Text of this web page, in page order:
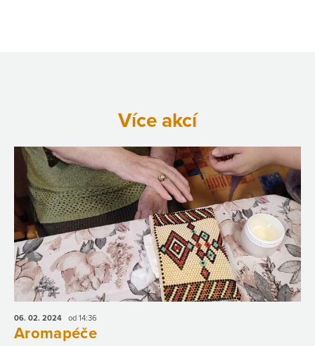
Více akcí
06. 02. 2024 od 14:36
Aromapéče